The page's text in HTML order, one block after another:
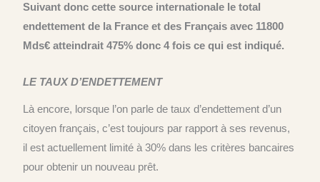
Suivant donc cette source internationale le total
endettement de la France et des Français avec 11800
Mds€ atteindrait 475% donc 4 fois ce qui est indiqué.
LE TAUX D’ENDETTEMENT
Là encore, lorsque l’on parle de taux d’endettement d’un
citoyen français, c’est toujours par rapport à ses revenus,
il est actuellement limité à 30% dans les critères bancaires
pour obtenir un nouveau prêt.